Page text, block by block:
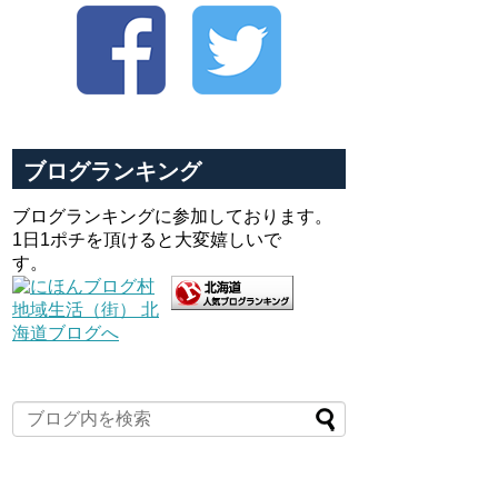
ブログランキング
ブログランキングに参加しております。
1日1ポチを頂けると大変嬉しいで
す。